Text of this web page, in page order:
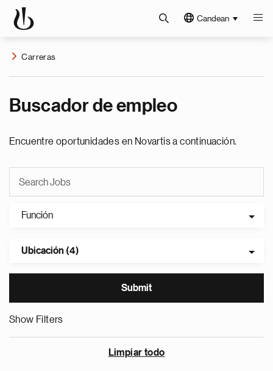
Candean
Carreras
Buscador de empleo
Encuentre oportunidades en Novartis a continuación.
Función
Ubicación (4)
Show Filters
Limpiar todo